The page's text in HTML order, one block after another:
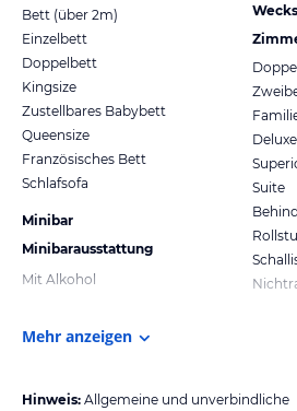
Bett (über 2m)
Einzelbett
Doppelbett
Kingsize
Zustellbares Babybett
Queensize
Französisches Bett
Schlafsofa
Minibar
Minibarausstattung
Mit Alkohol
Suite
Mehr anzeigen
Hinweis: Allgemeine und unverbindliche